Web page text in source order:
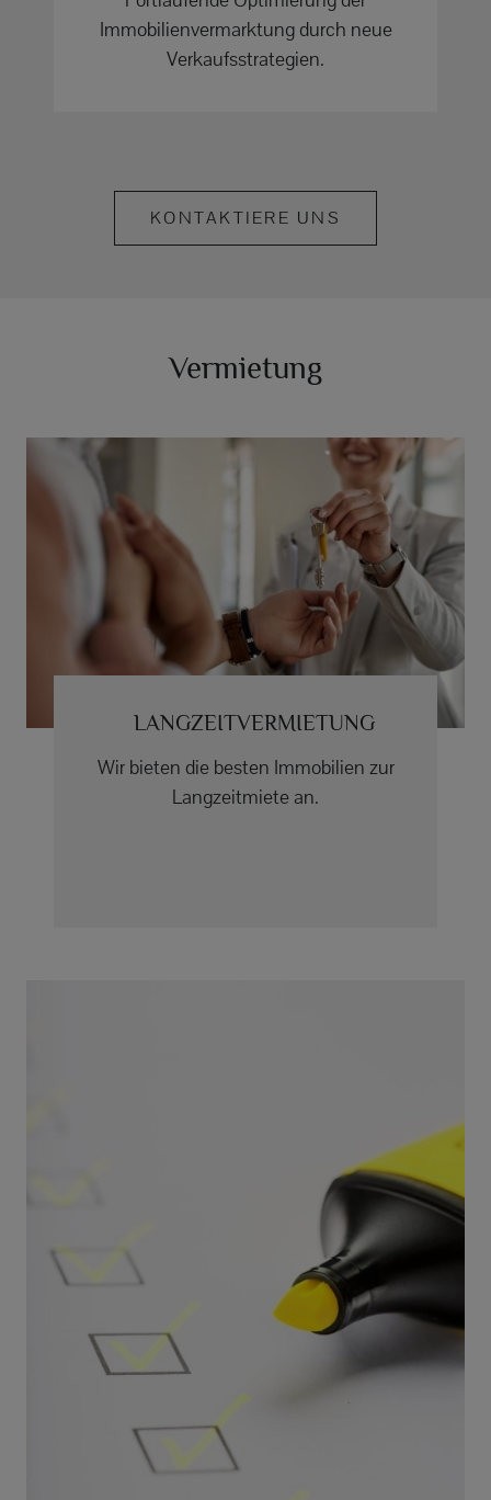
Immobilienvermarktung durch neue
Verkaufsstrategien.
KONTAKTIERE UNS
Vermietung
LANGZEITVERMIETUNG
Wir bieten die besten Immobilien zur
Langzeitmiete an.